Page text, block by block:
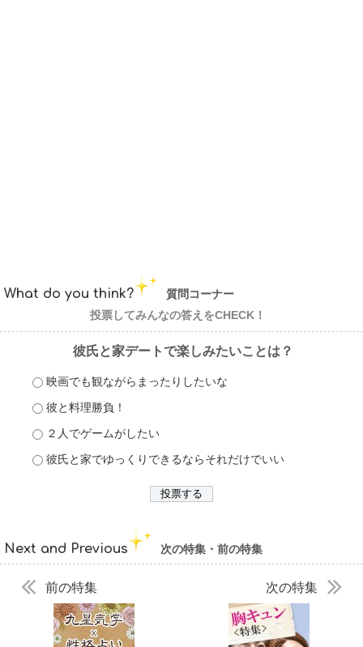
What do you think?
質問コーナー
投票してみんなの答えをCHECK！
彼氏と家デートで楽しみたいことは？
映画でも観ながらまったりしたいな
彼と料理勝負！
２人でゲームがしたい
彼氏と家でゆっくりできるならそれだけでいい
Next and Previous 次の特集・前の特集
前の特集 次の特集